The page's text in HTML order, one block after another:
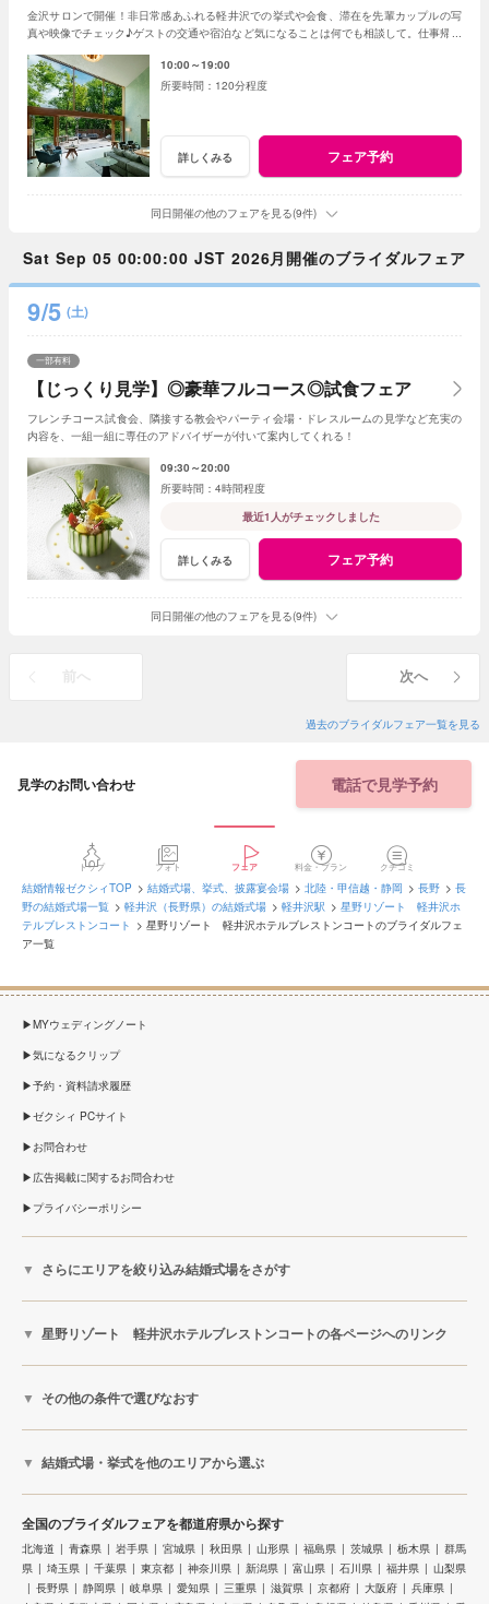
金沢サロンで開催！非日常感あふれる軽井沢での挙式や会食、滞在を先輩カップルの写
真や映像でチェック♪ゲストの交通や宿泊など気になることは何でも相談して。仕事帰り
10:00～19:00
120分程度
詳しくみる フェア予約
同日開催の他のフェアを見る(9件)
Sat Sep 05 00:00:00 JST 2026月開催のブライダルフェア
9/5 (土)
【じっくり見学】◎豪華フルコース◎試食フェア
一部有料
フレンチコース試食会、隣接する教会やパーティ会場・ドレスルームの見学など充実の
内容を、一組一組に専任のアドバイザーが付いて案内してくれる！
09:30～20:00
4時間程度
最近1人がチェックしました
詳しくみる フェア予約
同日開催の他のフェアを見る(9件)
前へ 次へ
過去のブライダルフェア一覧を見る
見学のお問い合わせ 電話で見学予約
トップ フォト フェア 料金・プラン クチコミ
結婚情報ゼクシィTOP 結婚式場、挙式、披露宴会場 北陸・甲信越・静岡 長野
長
野の結婚式場一覧
軽井沢（長野県）の結婚式場 軽井沢駅
星野リゾート 軽井沢ホ
テルブレストンコート
星野リゾート 軽井沢ホテルブレストンコートのブライダルフェ
ア一覧
MYウェディングノート
気になるクリップ
予約・資料請求履歴
ゼクシィ PCサイト
お問合わせ
広告掲載に関するお問合わせ
プライバシーポリシー
さらにエリアを絞り込み結婚式場をさがす
星野リゾート 軽井沢ホテルブレストンコートの各ページへのリンク
その他の条件で選びなおす
結婚式場・挙式を他のエリアから選ぶ
全国のブライダルフェアを都道府県から探す
北海道 青森県 岩手県 宮城県 秋田県 山形県 福島県 茨城県 栃木県
群馬
県
埼玉県 千葉県 東京都 神奈川県 新潟県 富山県 石川県 福井県
山梨県
長野県
静岡県 岐阜県 愛知県 三重県 滋賀県 京都府 大阪府
兵庫県